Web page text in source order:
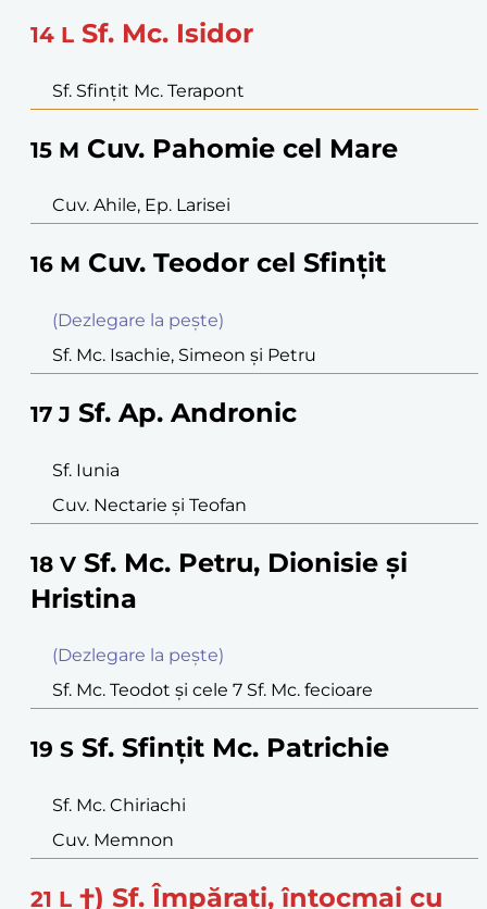
14 L Sf. Mc. Isidor
Sf. Sfinţit Mc. Terapont
15 M Cuv. Pahomie cel Mare
Cuv. Ahile, Ep. Larisei
16 M Cuv. Teodor cel Sfinţit
(Dezlegare la peşte)
Sf. Mc. Isachie, Simeon şi Petru
17 J Sf. Ap. Andronic
Sf. Iunia
Cuv. Nectarie şi Teofan
18 V Sf. Mc. Petru, Dionisie şi
Hristina
(Dezlegare la peşte)
Sf. Mc. Teodot şi cele 7 Sf. Mc. fecioare
19 S Sf. Sfinţit Mc. Patrichie
Sf. Mc. Chiriachi
Cuv. Memnon
21 L †) Sf. Împăraţi, întocmai cu